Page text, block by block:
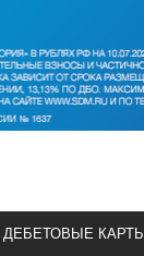
ДЕБЕТОВЫЕ КАРТЫ